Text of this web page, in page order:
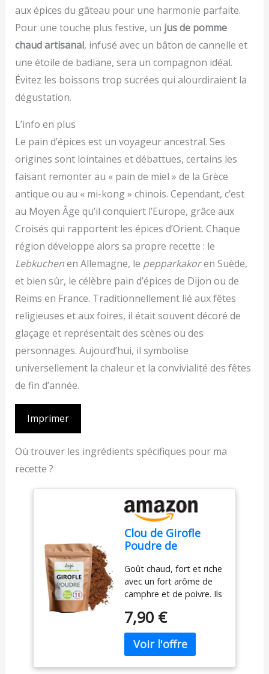
aux épices du gâteau pour une harmonie parfaite.
Pour une touche plus festive, un jus de pomme
chaud artisanal, infusé avec un bâton de cannelle et
une étoile de badiane, sera un compagnon idéal.
Évitez les boissons trop sucrées qui alourdiraient la
dégustation.
L’info en plus
Le pain d’épices est un voyageur ancestral. Ses
origines sont lointaines et débattues, certains les
faisant remonter au « pain de miel » de la Grèce
antique ou au « mi-kong » chinois. Cependant, c’est
au Moyen Âge qu’il conquiert l’Europe, grâce aux
Croisés qui rapportent les épices d’Orient. Chaque
région développe alors sa propre recette : le
Lebkuchenen Allemagne, le pepparkakoren Suède,
et bien sûr, le célèbre pain d’épices de Dijon ou de
Reims en France. Traditionnellement lié aux fêtes
religieuses et aux foires, il était souvent décoré de
glaçage et représentait des scènes ou des
personnages. Aujourd’hui, il symbolise
universellement la chaleur et la convivialité des fêtes
de fin d’année.
Imprimer
Où trouver les ingrédients spécifiques pour ma
recette ?
Clou de Girofle
Poudre de
Girofle Moulu 100%
Naturel - NCA (50)
Goût chaud, fort et riche
avec un fort arôme de
camphre et de poivre. Ils
mélanges d'épices du
monde entier : dans le
garam masala indien, la
poudre de cinq épices
chinoise et les Quatre
7,90 €